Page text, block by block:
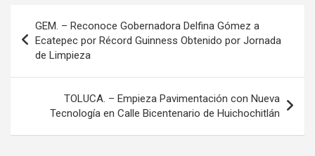
e
GEM. – Reconoce Gobernadora Delfina Gómez a
Ecatepec por Récord Guinness Obtenido por Jornada
de Limpieza
TOLUCA. – Empieza Pavimentación con Nueva
Tecnología en Calle Bicentenario de Huichochitlán